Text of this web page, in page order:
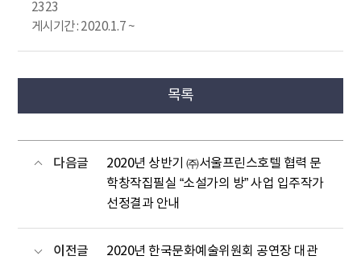
2323
게시기간 : 2020.1.7 ~
목록
다음글
2020년 상반기 ㈜서울프린스호텔 협력 문
학창작집필실 “소설가의 방” 사업 입주작가
선정결과 안내
이전글
2020년 한국문화예술위원회 공연장 대관